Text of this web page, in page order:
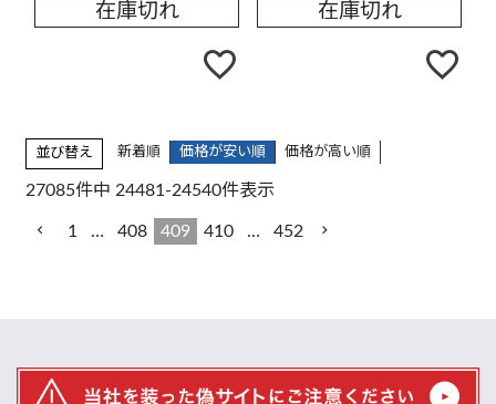
在庫切れ 在庫切れ
並び替え 新着順 価格が安い順 価格が高い順
27085件中 24481-24540件表示
1 … 408 409 410 … 452